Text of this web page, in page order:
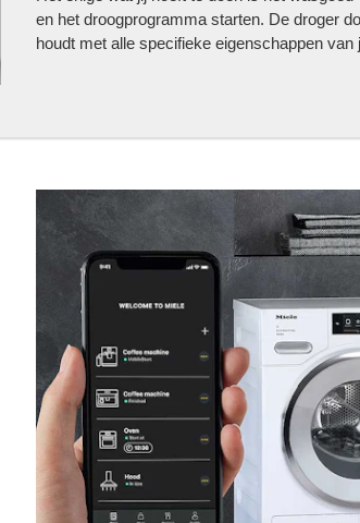
en het droogprogramma starten. De droger
houdt met alle specifieke eigenschappen